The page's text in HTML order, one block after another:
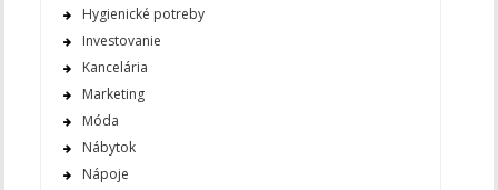
Hygienické potreby
Investovanie
Kancelária
Marketing
Móda
Nábytok
Nápoje